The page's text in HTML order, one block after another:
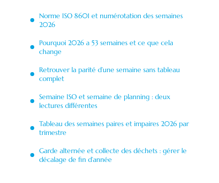
Norme ISO 8601 et numérotation des semaines
2026
Pourquoi 2026 a 53 semaines et ce que cela
change
Retrouver la parité d’une semaine sans tableau
complet
Semaine ISO et semaine de planning : deux
lectures différentes
Tableau des semaines paires et impaires 2026 par
trimestre
Garde alternée et collecte des déchets : gérer le
décalage de fin d’année